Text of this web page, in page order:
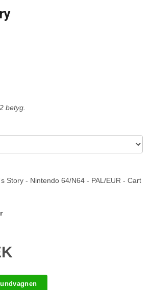
betyg.
Story - Nintendo 64/N64 - PAL/EUR - Cart